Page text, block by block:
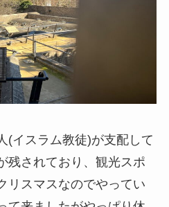
(イスラム教徒)が支配して
残されており、観光スポ
リスマスなのでやってい